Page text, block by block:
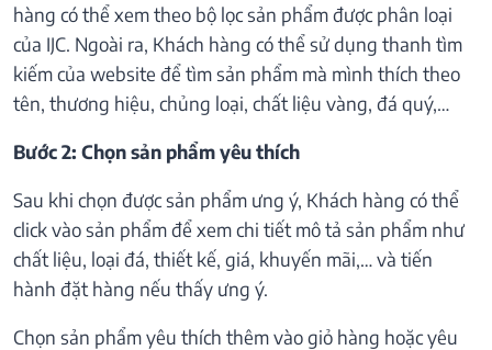
hàng có thể xem theo bộ lọc sản phẩm được phân loại
của IJC. Ngoài ra, Khách hàng có thể sử dụng thanh tìm
kiếm của website để tìm sản phẩm mà mình thích theo
tên, thương hiệu, chủng loại, chất liệu vàng, đá quý,…
Bước 2: Chọn sản phẩm yêu thích
Sau khi chọn được sản phẩm ưng ý, Khách hàng có thể
click vào sản phẩm để xem chi tiết mô tả sản phẩm như
chất liệu, loại đá, thiết kế, giá, khuyến mãi,… và tiến
hành đặt hàng nếu thấy ưng ý.
Chọn sản phẩm yêu thích thêm vào giỏ hàng hoặc yêu